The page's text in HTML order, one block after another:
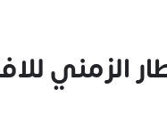
الزمني